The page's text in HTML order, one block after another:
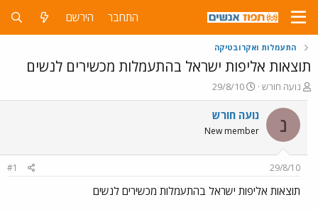
התחבר הירשם
התעמלות ואקרובטיקה
תוצאות אליפות ישראל בהתעמלות מכשירים לנשים
פ
ו
ת
ח
ה
ו
ש
א
נועה חורש
פ
ו
ר
ם
ר
29/8/10
נ נועה חורש
New member
29/8/10
#1
תוצאות אליפות ישראל בהתעמלות מכשירים לנשים